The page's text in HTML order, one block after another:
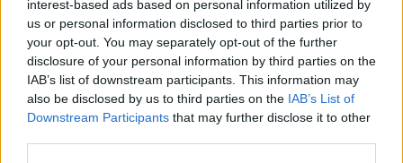
interest-based ads based on personal information utilized by
us or personal information disclosed to third parties prior to
your opt-out. You may separately opt-out of the further
disclosure of your personal information by third parties on the
IAB’s list of downstream participants. This information may
also be disclosed by us to third parties on the IAB’s List of
Downstream Participants that may further disclose it to other
rikthejnë besimin te njëri-
tjetri
javën e ardhshme